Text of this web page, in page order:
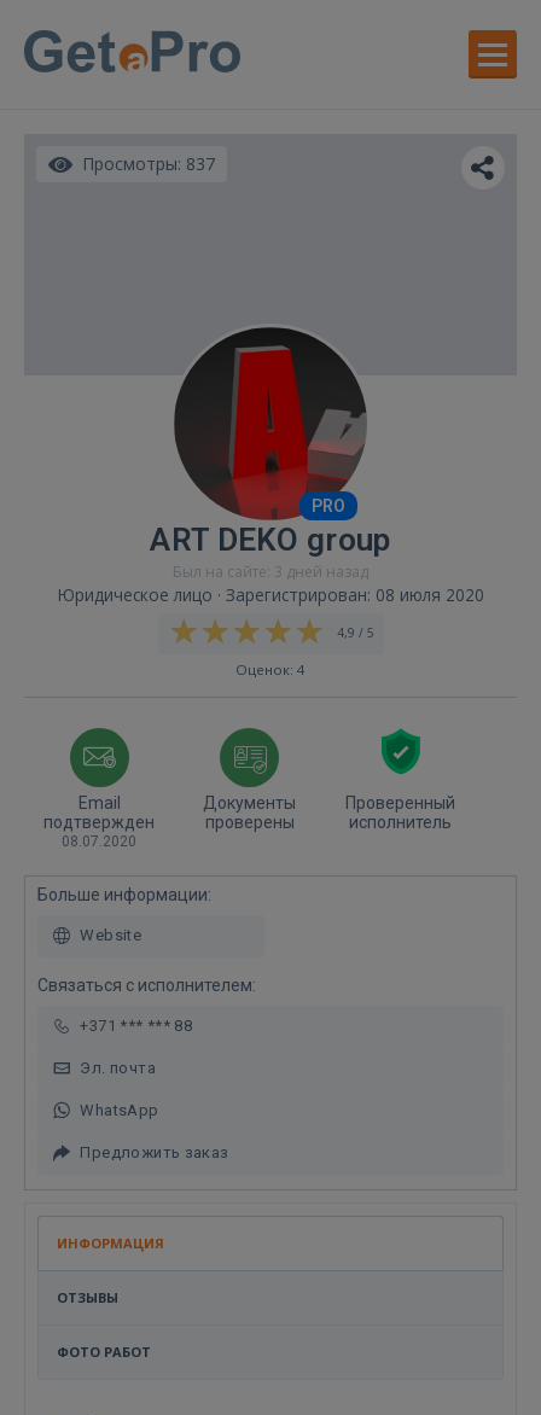
Просмотры: 837
PRO
ART DEKO group
Был на сайте: 3 дней назад
Юридическое лицо · Зарегистрирован: 08 июля 2020
4,9 / 5
Оценок: 4
Email
подтвержден
08.07.2020
Документы
проверены
Проверенный
исполнитель
Больше информации:
Website
Связаться с исполнителем:
+371 *** *** 88
Эл. почта
WhatsApp
Предложить заказ
ИНФОРМАЦИЯ
ОТЗЫВЫ
ФОТО РАБОТ